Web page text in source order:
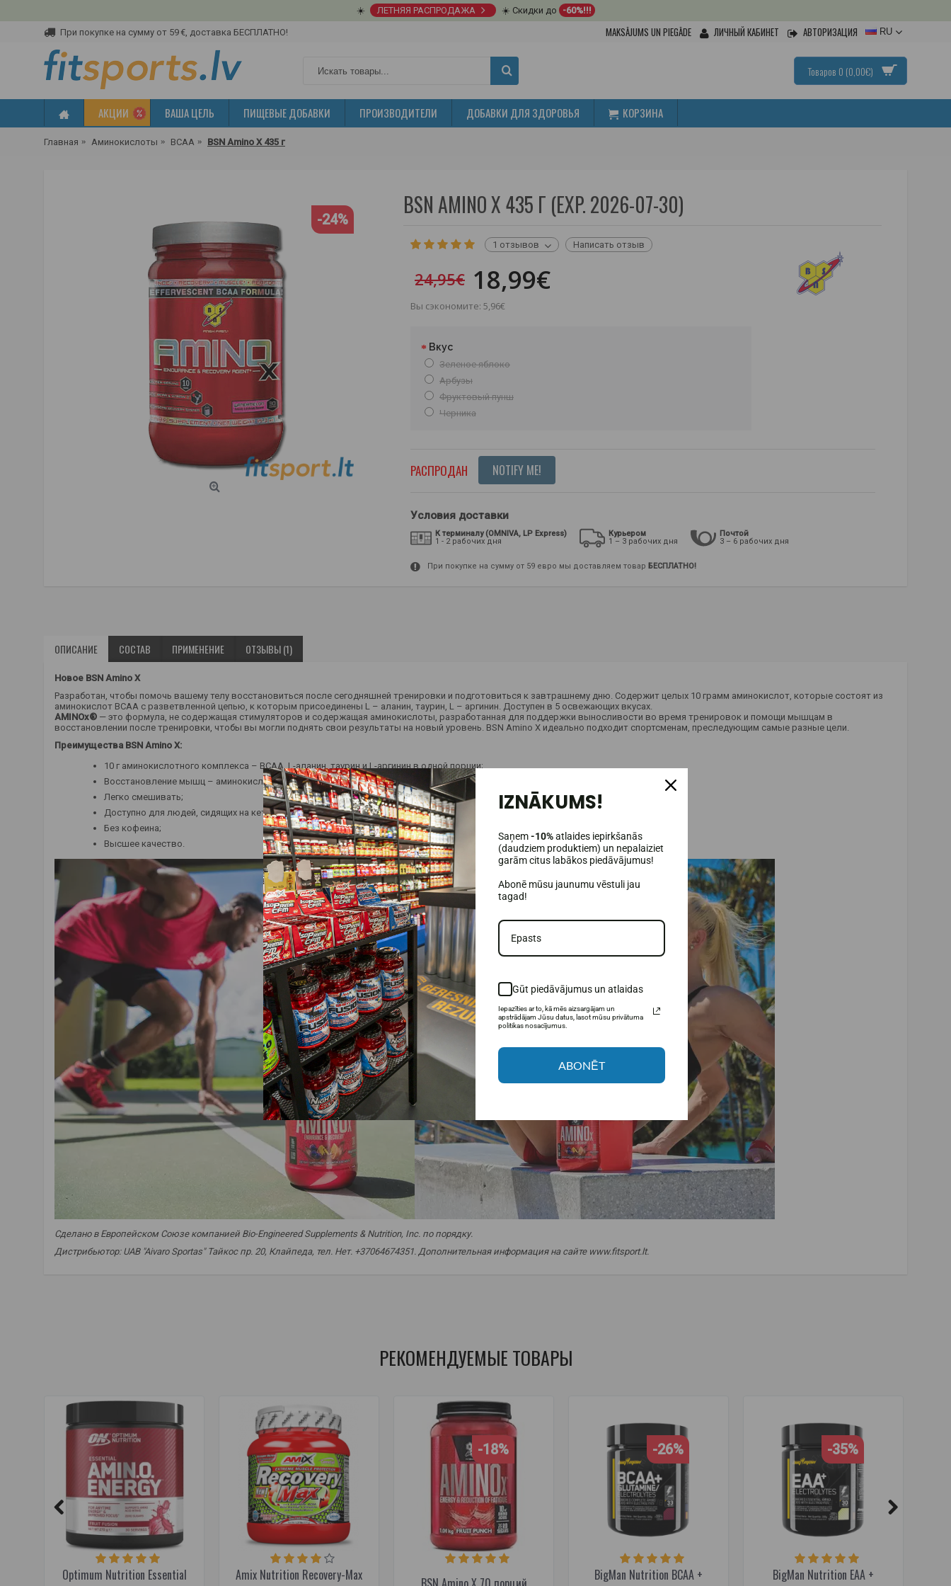
☀️ ЛЕТНЯЯ РАСПРОДАЖА ☀️ Скидки до -60%!!!
При покупке на сумму от 59 €, доставка БЕСПЛАТНО! MAKSĀJUMS UN PIEGĀDE ЛИЧНЫЙ КАБИНЕТ АВТОРИЗАЦИЯ RU
Товаров 0 (0,00€)
АКЦИИ ВАША ЦЕЛЬ ПИЩЕВЫЕ ДОБАВКИ ПРОИЗВОДИТЕЛИ ДОБАВКИ ДЛЯ ЗДОРОВЬЯ КОРЗИНА
Главная Аминокислоты BCAA BSN Amino X 435 г
-24%
BSN AMINO X 435 Г (EXP. 2026-07-30)
1 отзывов Написать отзыв
24,95€ 18,99€
Вы сэкономите: 5,96€
Вкус
Зеленое яблоко
Арбузы
Фруктовый пунш
Черника
РАСПРОДАН NOTIFY ME!
Условия доставки
К терминалу (OMNIVA, LP Express)
1 - 2 рабочих дня
Курьером
1 – 3 рабочих дня
Почтой
3 – 6 рабочих дня
При покупке на сумму от 59 евро мы доставляем товар БЕСПЛАТНО!
ОПИСАНИЕ СОСТАВ ПРИМЕНЕНИЕ ОТЗЫВЫ (1)
Новое BSN Amino X
Разработан, чтобы помочь вашему телу восстановиться после сегодняшней тренировки и подготовиться к завтрашнему дню. Содержит целых 10 грамм аминокислот, которые состоят из
аминокислот BCAA с разветвленной цепью, к которым присоединены L – аланин, таурин, L – аргинин. Доступен в 5 освежающих вкусах.
AMINOx® — это формула, не содержащая стимуляторов и содержащая аминокислоты, разработанная для поддержки выносливости во время тренировок и помощи мышцам в
восстановлении после тренировки, чтобы вы могли поднять свои результаты на новый уровень. BSN Amino X идеально подходит спортсменам, преследующим самые разные цели.
Преимущества BSN Amino X:
10 г аминокислотного комплекса – BCAA, L-аланин, таурин и L-аргинин в одной порции;
Восстановление мышц – аминокислоты поддерживают восстановление мышц после тренировки;
Легко смешивать;
Доступно для людей, сидящих на кето-диете;
Без кофеина;
Высшее качество.
Сделано в Европейском Союзе компанией Bio-Engineered Supplements & Nutrition, Inc. по порядку.
Дистрибьютор: UAB "Aivaro Sportas" Тайкос пр. 20, Клайпеда, тел. Нет. +37064674351. Дополнительная информация на сайте www.fitsport.lt.
РЕКОМЕНДУЕМЫЕ ТОВАРЫ
Optimum Nutrition Essential
Amix Nutrition Recovery-Max
-18% -26%
BigMan Nutrition BCAA +
-35%
BigMan Nutrition EAA +
IZNĀKUMS!
Saņem-10%atlaides iepirkšanās
(daudziem produktiem) un nepalaiziet
garām citus labākos piedāvājumus!
Abonē mūsu jaunumu vēstuli jau
tagad!
Gūt piedāvājumus un atlaidas
Iepazīties ar to, kā mēs aizsargājam un
apstrādājam Jūsu datus, lasot mūsu privātuma
politikas nosacījumus.
ABONĒT